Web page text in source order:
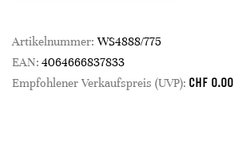
Artikelnummer: WS4888/775
EAN: 4064666837833
Empfohlener Verkaufspreis (UVP): CHF 0.00